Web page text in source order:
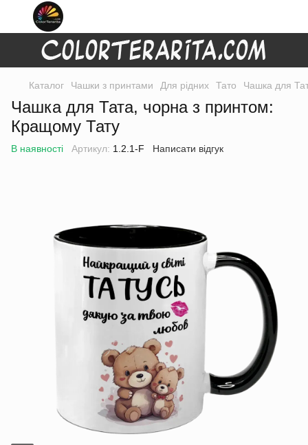
Каталог Чашки з принтами Для рідних Тато Чашка для
Чашка для Тата, чорна з принтом:
Кращому Тату
В наявності Артикул: 1.2.1-F Написати відгук